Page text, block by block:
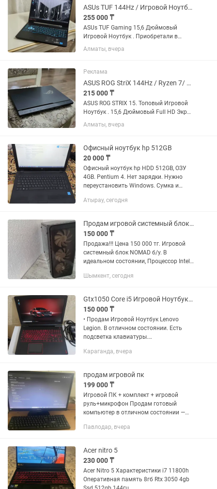
ASUs TUF 144Hz / Игровой Ноутбук/ 6-Ядер/ RTX-3050
255 000 ₸
ASUs TUF Gaming 15,6 Дюймовый
Игровой Ноутбук . Приобретали в
середине 2025года . Пользовались
бережно и аккуратно Состояние
Алматы, вчера
Реклама
ASUS ROG StriX 144Hz / Ryzen 7/ ОЗУ-16/Игровой Ноутбук
215 000 ₸
ASUS ROG STRIX 15. Топовый Игровой
Ноутбук . 15,6 Дюймовый Full HD Экран
, 144Герц . Мощный Ноутбук ,
приобретали в начале 2023года ,
Состояние Отличное ....
Алматы, вчера
Офисный ноутбук hp 512GB
20 000 ₸
Офисный ноутбук hp HDD 512GB, ОЗУ
4GB. Pentium 4. Нет зарядки. Нужно
переустановить Windows. Сумка и
Атырау, сегодня
Продам игровой системный блок NOMAD (i5)
150 000 ₸
Продажа!!! Цена 150 000 тг. Игровой
системный блок NOMAD б/у. В
идеальном состоянии, Процессор Intel
6 ядер/6 потоков Материнская плата
Шымкент, сегодня
Gtx1050 Core i5 Игровой Ноутбук Lenovo Legion Леново Легион
150 000 ₸
• Продам Игровой Ноутбук Lenovo
Legion. В отличном состоянии. Есть
подсветка клавиатуры.
Intel Core i5-7300HQ • Видеокарта: 1.
Караганда, вчера
продам игровой пк
199 000 ₸
Игровой ПК + комплект + игровой
руль+микрофон Продам готовый
компьютер в отличном состоянии —
Подойдет для игр, работы и учебы.
Павлодар, вчера
Acer nitro 5
230 000 ₸
Acer Nitro 5 Характеристики i7 11800h
Оперативная память 8гб Rtx 3050 4gb